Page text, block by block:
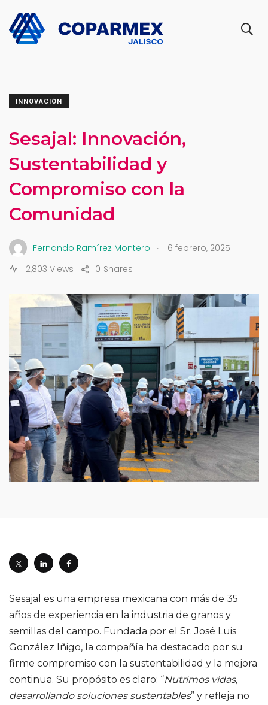
INNOVACIÓN
Sesajal: Innovación,
Sustentabilidad y
Compromiso con la
Comunidad
Fernando Ramírez Montero .
6 febrero, 2025
2,803 Views
Shares
0
Sesajal es una empresa mexicana con más de 35
años de experiencia en la industria de granos y
semillas del campo. Fundada por el Sr. José Luis
González Iñigo, la compañía ha destacado por su
firme compromiso con la sustentabilidad y la mejora
continua. Su propósito es claro: “Nutrimos vidas,
desarrollando soluciones sustentables” y refleja no